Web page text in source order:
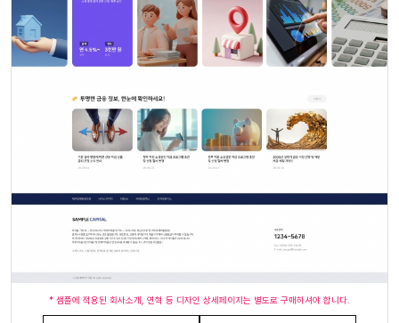
* 샘플에 적용된 회사소개, 연혁 등 디자인 상세페이지는 별도로 구매하셔야 합니다.